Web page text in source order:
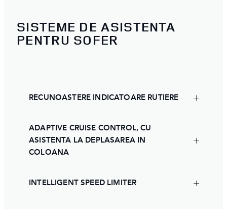
SISTEME DE ASISTENTA
PENTRU SOFER
RECUNOASTERE INDICATOARE RUTIERE
ADAPTIVE CRUISE CONTROL, CU
ASISTENTA LA DEPLASAREA IN
COLOANA
INTELLIGENT SPEED LIMITER